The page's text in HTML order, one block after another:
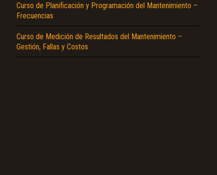
Curso de Planificación y Programación del Mantenimiento –
Frecuencias
Curso de Medición de Resultados del Mantenimiento –
Gestión, Fallas y Costos
Reportar otro tipo de error...